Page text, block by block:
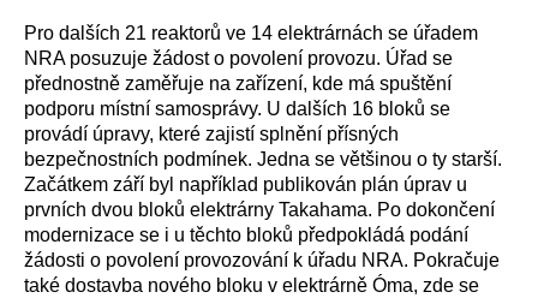
Pro dalších 21 reaktorů ve 14 elektrárnách se úřadem
NRA posuzuje žádost o povolení provozu. Úřad se
přednostně zaměřuje na zařízení, kde má spuštění
podporu místní samosprávy. U dalších 16 bloků se
provádí úpravy, které zajistí splnění přísných
bezpečnostních podmínek. Jedna se většinou o ty starší.
Začátkem září byl například publikován plán úprav u
prvních dvou bloků elektrárny Takahama. Po dokončení
modernizace se i u těchto bloků předpokládá podání
žádosti o povolení provozování k úřadu NRA. Pokračuje
také dostavba nového bloku v elektrárně Óma, zde se